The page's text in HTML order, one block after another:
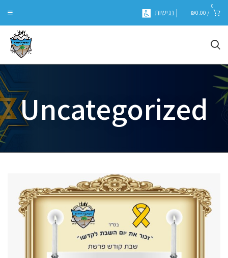
0
/
₪0.00 | נגישות
Uncategorized